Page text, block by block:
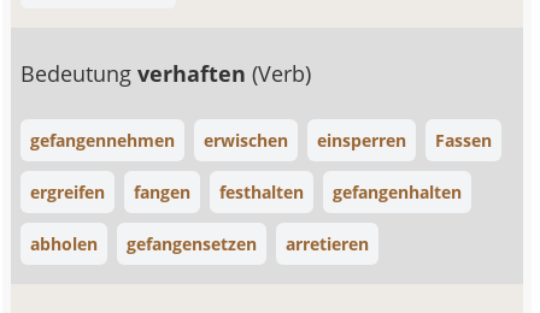
Bedeutungverhaften(Verb)
gefangennehmen erwischen einsperren Fassen
ergreifen fangen festhalten gefangenhalten
abholen gefangensetzen arretieren